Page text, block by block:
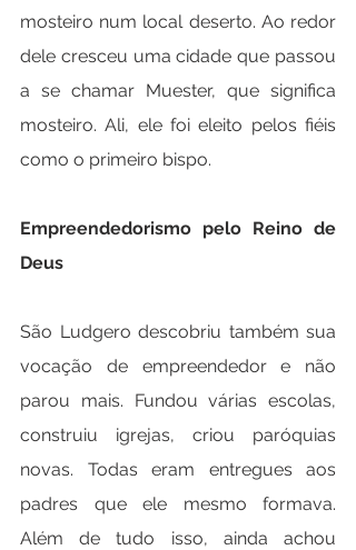
mosteiro num local deserto. Ao redor
dele cresceu uma cidade que passou
a se chamar Muester, que significa
mosteiro. Ali, ele foi eleito pelos fiéis
como o primeiro bispo.
Empreendedorismo pelo Reino de
Deus
São Ludgero descobriu também sua
vocação de empreendedor e não
parou mais. Fundou várias escolas,
construiu igrejas, criou paróquias
novas. Todas eram entregues aos
padres que ele mesmo formava.
Além de tudo isso, ainda achou